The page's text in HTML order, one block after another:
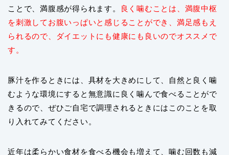
ことで、満腹感が得られます。
良く噛むことは、満腹中枢
を刺激してお腹いっぱいと感じることができ、満足感もえ
られるので、ダイエットにも健康にも良いのでオススメで
す。
豚汁を作るときには、具材を大きめにして、自然と良く噛
むような環境にすると無意識に良く噛んで食べることがで
きるので、ぜひご自宅で調理されるときにはこのことを取
り入れてみてください。
近年は柔らかい食材を食べる機会も増えて、噛む回数も減